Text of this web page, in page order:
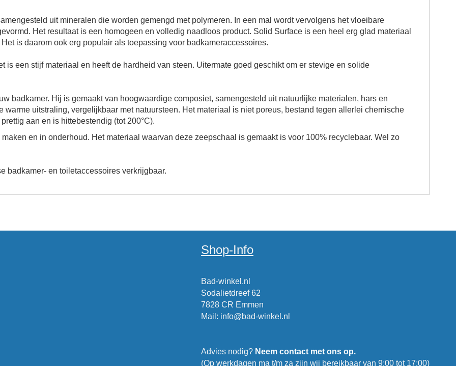
uit mineralen die worden gemengd met polymeren. In een mal wordt vervolgens het vloeibare
Het resultaat is een homogeen en volledig naadloos product. Solid Surface is een heel erg glad materiaal
is daarom ook erg populair als toepassing voor badkameraccessoires.
is een stijf materiaal en heeft de hardheid van steen. Uitermate goed geschikt om er stevige en solide
badkamer. Hij is gemaakt van hoogwaardige composiet, samengesteld uit natuurlijke materialen, hars en
warme uitstraling, vergelijkbaar met natuursteen. Het materiaal is niet poreus, bestand tegen allerlei chemische
aan en is hittebestendig (tot 200°C).
en in onderhoud. Het materiaal waarvan deze zeepschaal is gemaakt is voor 100% recyclebaar. Wel zo
badkamer- en toiletaccessoires verkrijgbaar.
Shop-Info
Bad-winkel.nl
Sodalietdreef 62
7828 CR Emmen
Mail : info@bad-winkel.nl
Advies nodig? Neem contact met ons op.
(Op werkdagen ma t/m za zijn wij bereikbaar van 9:00 tot 17:00)